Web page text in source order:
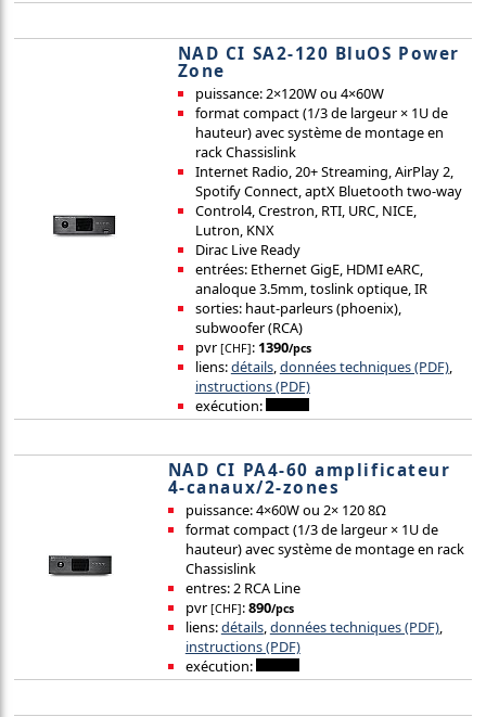
NAD CI SA2-120 BluOS Power
Zone
puissance: 2×120W ou 4×60W
format compact (1/3 de largeur × 1U de
hauteur) avec système de montage en
rack Chassislink
Internet Radio, 20+ Streaming, AirPlay 2,
Spotify Connect, aptX Bluetooth two-way
Control4, Crestron, RTI, URC, NICE,
Lutron, KNX
Dirac Live Ready
entrées: Ethernet GigE, HDMI eARC,
analoque 3.5mm, toslink optique, IR
sorties: haut-parleurs (phoenix),
subwoofer (RCA)
pvr [CHF]: 1390/pcs
liens:détails,données techniques (PDF),
instructions (PDF)
exécution:
NAD CI PA4-60 amplificateur
4-canaux/2-zones
puissance: 4×60W ou 2× 120 8Ω
format compact (1/3 de largeur × 1U de
hauteur) avec système de montage en rack
Chassislink
entres: 2 RCA Line
pvr [CHF]:890/pcs
liens:détails,données techniques (PDF),
instructions (PDF)
exécution: